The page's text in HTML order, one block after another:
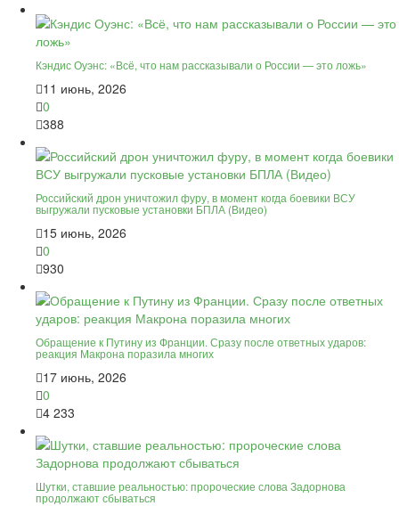
Кэндис Оуэнс: «Всё, что нам рассказывали о России — это ложь»
11 июнь, 2026
0
388
Российский дрон уничтожил фуру, в момент когда боевики ВСУ
выгружали пусковые установки БПЛА (Видео)
15 июнь, 2026
0
930
Обращение к Путину из Франции. Сразу после ответных ударов:
реакция Макрона поразила многих
17 июнь, 2026
0
4 233
Шутки, ставшие реальностью: пророческие слова Задорнова
продолжают сбываться